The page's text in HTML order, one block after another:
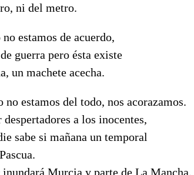
ni del metro.
estamos de acuerdo,
guerra pero ésta existe
un machete acecha.
no estamos del todo, nos acorazamos.
a los inocentes,
sabe si mañana un temporal
Murcia y parte de La Mancha.